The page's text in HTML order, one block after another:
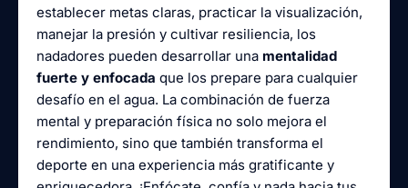
establecer metas claras, practicar la visualización,
manejar la presión y cultivar resiliencia, los
nadadores pueden desarrollar una mentalidad
fuerte y enfocada que los prepare para cualquier
desafío en el agua. La combinación de fuerza
mental y preparación física no solo mejora el
rendimiento, sino que también transforma el
deporte en una experiencia más gratificante y